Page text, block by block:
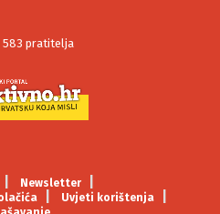
Newsletter
Uvjeti korištenja